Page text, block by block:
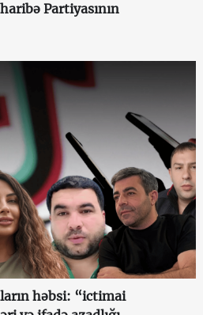
Partiyasının
həbsi: “ictimai